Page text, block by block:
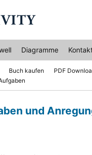
Diagramme
Buch kaufen
PDF
und